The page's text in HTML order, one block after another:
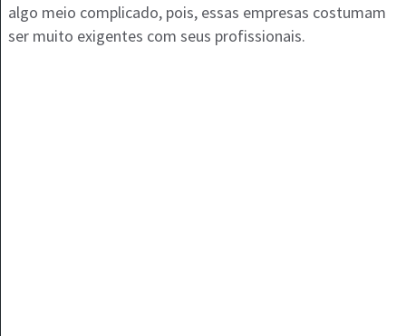
algo meio complicado, pois, essas empresas costumam
ser muito exigentes com seus profissionais.